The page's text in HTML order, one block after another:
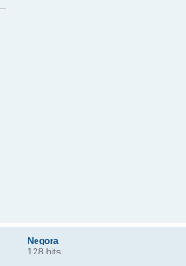
Negora
128 bits